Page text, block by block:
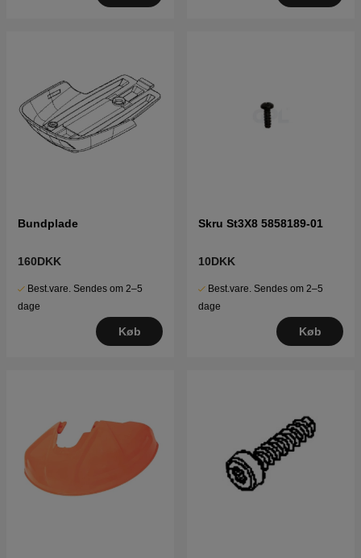
Bundplade
160DKK
Best.vare. Sendes om 2–5
dage
Køb
Skru St3X8 5858189-01
10DKK
Best.vare. Sendes om 2–5
dage
Køb